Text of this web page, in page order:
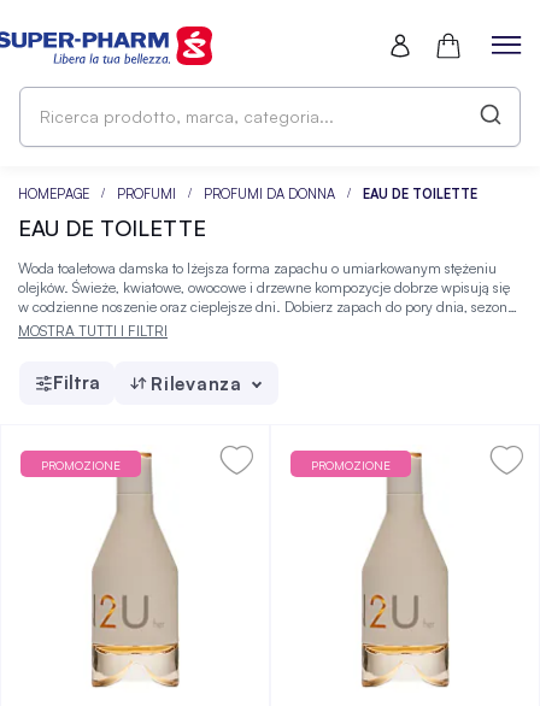
HOMEPAGE PROFUMI PROFUMI DA DONNA EAU DE TOILETTE
EAU DE TOILETTE
Woda toaletowa damska to lżejsza forma zapachu o umiarkowanym stężeniu
olejków. Świeże, kwiatowe, owocowe i drzewne kompozycje dobrze wpisują się
w codzienne noszenie oraz cieplejsze dni. Dobierz zapach do pory dnia, sezonu
i własnych preferencji, a następnie zamów go wygodnie w Super-Pharm.
MOSTRA TUTTI I FILTRI
Filtra Rilevanza
PROMOZIONE PROMOZIONE